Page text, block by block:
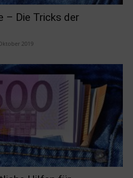
– Die Tricks der
2019